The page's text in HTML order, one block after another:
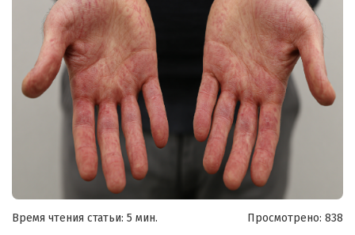
Время чтения статьи: 5 мин. Просмотрено: 838
Я согласен наобработку моих персональных данных